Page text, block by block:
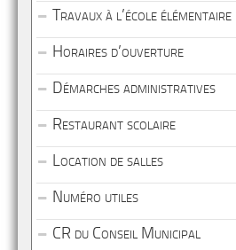
Travaux à l’école élémentaire
Horaires d’ouverture
Démarches administratives
Restaurant scolaire
Location de salles
Numéro utiles
CR du Conseil Municipal